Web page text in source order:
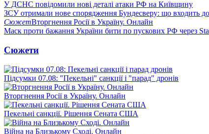
У ДСНС повідомили нові деталі атаки РФ на Київщину
ЗСУ отримали нове спорядження Бундесверу: що входить
СюжетВторгнення Росії в Україну. Онлайн
Маск проти бажання України бити по пускових РФ через
Сюжети
Підсумки 07.08: "Пекельні" санкції і "парад" дронів
Вторгнення Росії в Україну. Онлайн
Пекельні санкції. Рішення Сената США
Війна на Близькому Сході. Онлайн